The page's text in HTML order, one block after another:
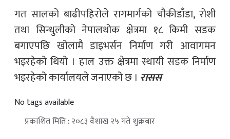
गत सालको बाढीपहिरोले रागमार्गको चौकीडाँडा, रोशी
तथा सिन्धुलीको नेपालथोक क्षेत्रमा १८ किमी सडक
बगाएपछि खोलामै डाइभर्सन निर्माण गरी आवागमन
भइरहेको थियो । हाल उक्त क्षेत्रमा स्थायी सडक निर्माण
भइरहेको कार्यालयले जनाएको छ । रासस
No tags available
प्रकाशित मिति : २०८३ वैशाख २५ गते शुक्रबार